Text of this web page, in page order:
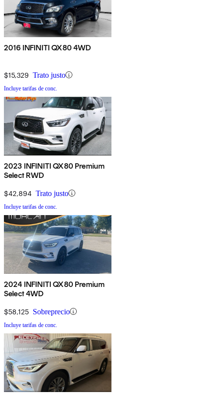
2016 INFINITI QX80 4WD
$15,329 Trato justo
Incluye tarifas de conc.
2023 INFINITI QX80 Premium
Select RWD
$42,894 Trato justo
Incluye tarifas de conc.
2024 INFINITI QX80 Premium
Select 4WD
$58,125 Sobreprecio
Incluye tarifas de conc.